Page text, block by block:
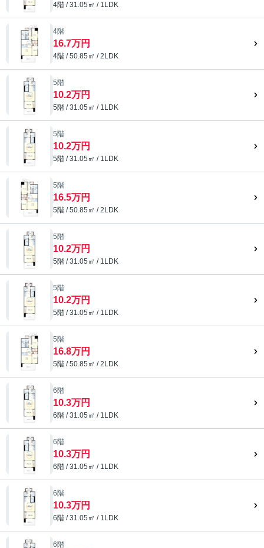
4階 / 31.05㎡ / 1LDK
4階
16.7万円
4階 / 50.85㎡ / 2LDK
5階
10.2万円
5階 / 31.05㎡ / 1LDK
5階
10.2万円
5階 / 31.05㎡ / 1LDK
5階
16.5万円
5階 / 50.85㎡ / 2LDK
5階
10.2万円
5階 / 31.05㎡ / 1LDK
5階
10.2万円
5階 / 31.05㎡ / 1LDK
5階
16.8万円
5階 / 50.85㎡ / 2LDK
6階
10.3万円
6階 / 31.05㎡ / 1LDK
6階
10.3万円
6階 / 31.05㎡ / 1LDK
6階
10.3万円
6階 / 31.05㎡ / 1LDK
6階